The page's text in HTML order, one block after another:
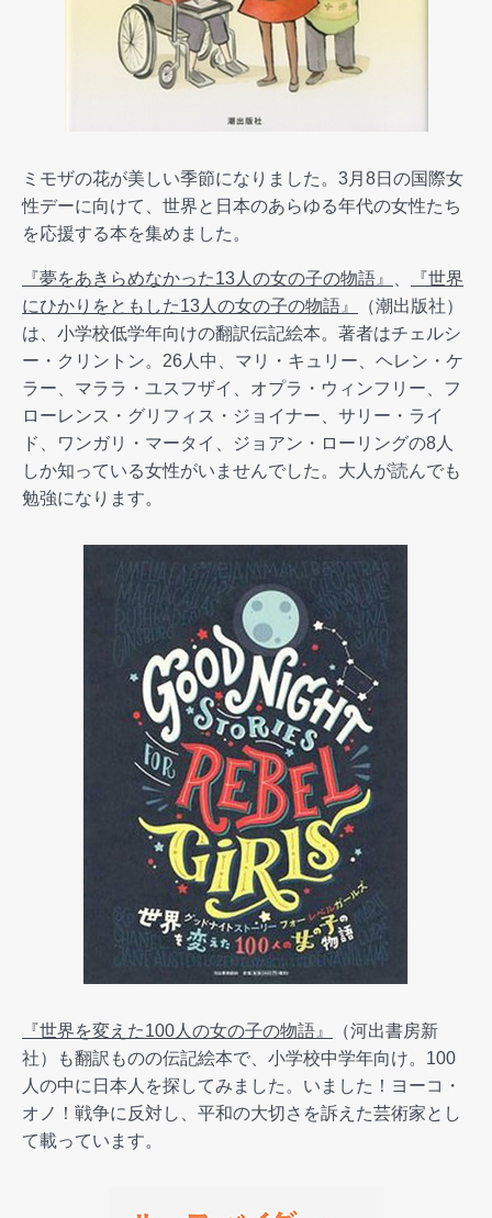
ミモザの花が美しい季節になりました。3月8日の国際女
性デーに向けて、世界と日本のあらゆる年代の女性たち
を応援する本を集めました。
『夢をあきらめなかった13人の女の子の物語』
『世界
にひかりをともした13人の女の子の物語』
（潮出版社）
は、小学校低学年向けの翻訳伝記絵本。著者はチェルシ
ー・クリントン。26人中、マリ・キュリー、ヘレン・ケ
ラー、マララ・ユスフザイ、オプラ・ウィンフリー、フ
ローレンス・グリフィス・ジョイナー、サリー・ライ
ド、ワンガリ・マータイ、ジョアン・ローリングの8人
しか知っている女性がいませんでした。大人が読んでも
勉強になります。
『世界を変えた100人の女の子の物語』
（河出書房新
社）も翻訳ものの伝記絵本で、小学校中学年向け。100
人の中に日本人を探してみました。いました！ヨーコ・
オノ！戦争に反対し、平和の大切さを訴えた芸術家とし
て載っています。